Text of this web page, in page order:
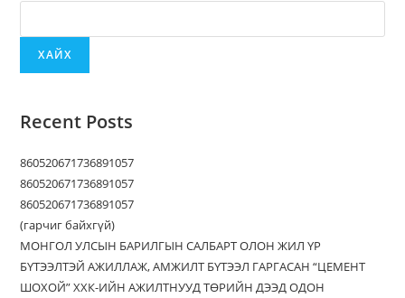
ХАЙХ
Recent Posts
860520671736891057
860520671736891057
860520671736891057
(гарчиг байхгүй)
МОНГОЛ УЛСЫН БАРИЛГЫН САЛБАРТ ОЛОН ЖИЛ ҮР
БҮТЭЭЛТЭЙ АЖИЛЛАЖ, АМЖИЛТ БҮТЭЭЛ ГАРГАСАН “ЦЕМЕНТ
ШОХОЙ” ХХК-ИЙН АЖИЛТНУУД ТӨРИЙН ДЭЭД ОДОН